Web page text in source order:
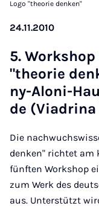
Logo "theorie denken"
24.11.2010
5.
"the­o­rie
ny-Alo­ni-
de
Die
denken" richtet am
fünften Workshop
zum Werk des
aus. Unterstützt